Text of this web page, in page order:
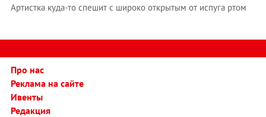
Артистка куда-то спешит с широко открытым от испуга ртом
Про нас
Реклама на сайте
Ивенты
Редакция